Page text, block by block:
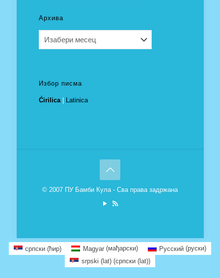
Архива
Избор писма
Ćirilica| Latinica
© 2007 ПУ Бамби Кула - Сва права задржана
српски (ћир) Magyar(мађарски) Русский(руски)
srpski (lat)(српски (lat))